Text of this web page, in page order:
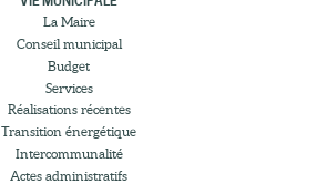
La Maire
Conseil municipal
Budget
Services
Réalisations récentes
Transition énergétique
Intercommunalité
Actes administratifs